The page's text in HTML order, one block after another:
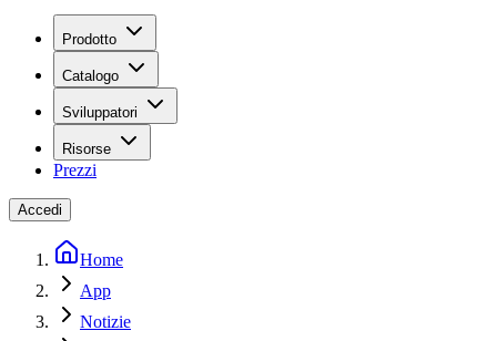
Prodotto
Catalogo
Sviluppatori
Risorse
Prezzi
Accedi
Home
App
Notizie